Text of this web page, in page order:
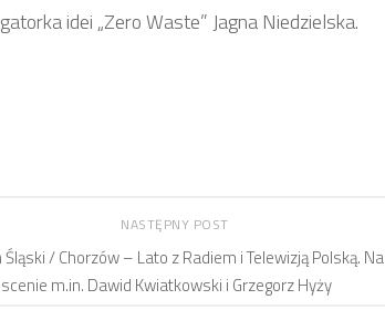
idei „Zero Waste” Jagna Niedzielska.
NASTĘPNY POST
/ Chorzów – Lato z Radiem i Telewizją Polską. Na
scenie m.in. Dawid Kwiatkowski i Grzegorz Hyży